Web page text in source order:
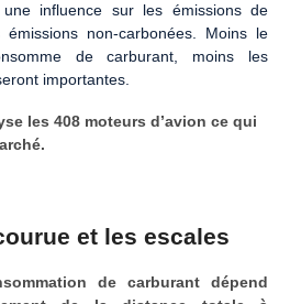
une influence sur les émissions de
émissions non-carbonées. Moins le
de carburant, moins les
importantes.
les 408 moteurs d’avion ce qui
et les escales
de carburant dépend